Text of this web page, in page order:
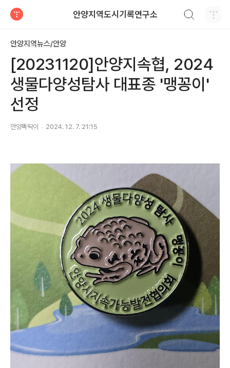
안양지역도시기록연구소
안양지역뉴스/안양
[20231120]안양지속협, 2024
생물다양성탐사 대표종 '맹꽁이'
선정
안양똑딱이 2024. 12. 7. 21:15